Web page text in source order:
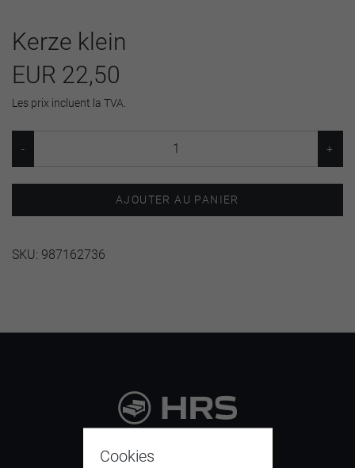
Kerze klein
EUR 22,50
Les prix incluent la TVA.
AJOUTER AU PANIER
SKU: 987162736
Cookies